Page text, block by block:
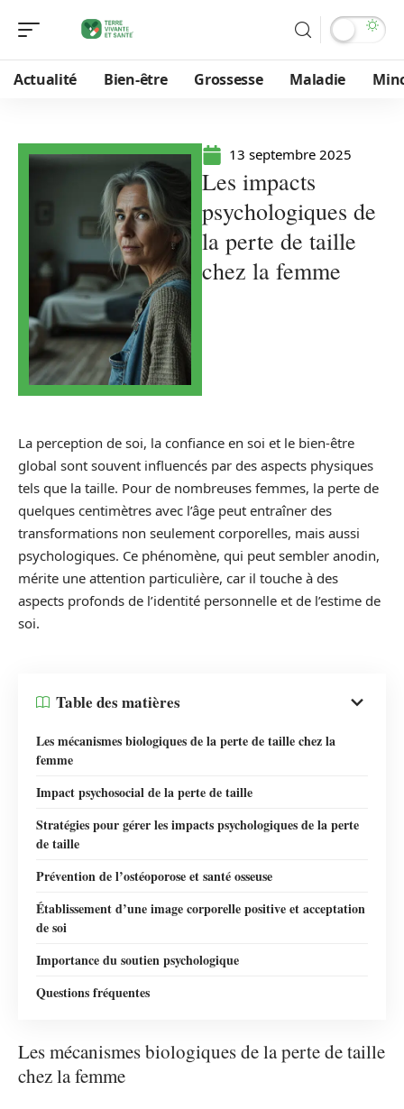
Actualité Bien-être Grossesse Maladie
13 septembre 2025
Les impacts
psychologiques de
la perte de taille
chez la femme
La perception de soi, la confiance en soi et le bien-être
global sont souvent influencés par des aspects physiques
tels que la taille. Pour de nombreuses femmes, la perte de
quelques centimètres avec l’âge peut entraîner des
transformations non seulement corporelles, mais aussi
psychologiques. Ce phénomène, qui peut sembler anodin,
mérite une attention particulière, car il touche à des
aspects profonds de l’identité personnelle et de l’estime de
soi.
Table des matières
Les mécanismes biologiques de la perte de taille chez la
femme
Impact psychosocial de la perte de taille
Stratégies pour gérer les impacts psychologiques de la perte
de taille
Prévention de l’ostéoporose et santé osseuse
Établissement d’une image corporelle positive et acceptation
de soi
Importance du soutien psychologique
Questions fréquentes
Les mécanismes biologiques de la perte de taille
chez la femme